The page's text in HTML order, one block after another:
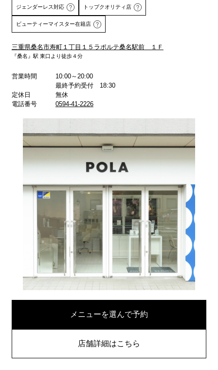
詳しくはこちら
詳しくはこちら
ジェンダーレス対応 トップクオリティ店
ビューティーマイスター在籍店
三重県桑名市寿町１丁目１５ラポルテ桑名駅前 １Ｆ
『桑名』駅 東口より徒歩４分
営業時間
10:00～20:00
最終予約受付 18:30
定休日
無休
電話番号
0594-41-2226
メニューを選んで予約
店舗詳細はこちら